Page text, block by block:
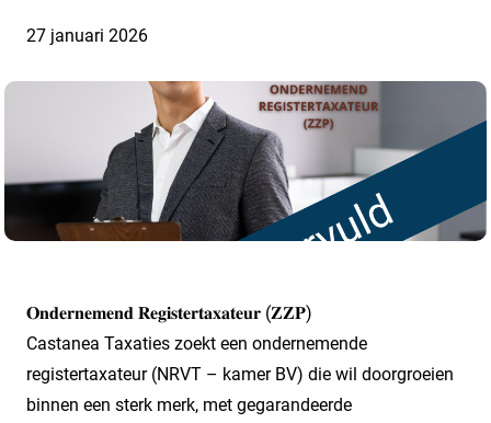
27 januari 2026
𝐎𝐧𝐝𝐞𝐫𝐧𝐞𝐦𝐞𝐧𝐝 𝐑𝐞𝐠𝐢𝐬𝐭𝐞𝐫𝐭𝐚𝐱𝐚𝐭𝐞𝐮𝐫 (𝐙𝐙𝐏)
Castanea Taxaties zoekt een ondernemende
registertaxateur (NRVT – kamer BV) die wil doorgroeien
binnen een sterk merk, met gegarandeerde